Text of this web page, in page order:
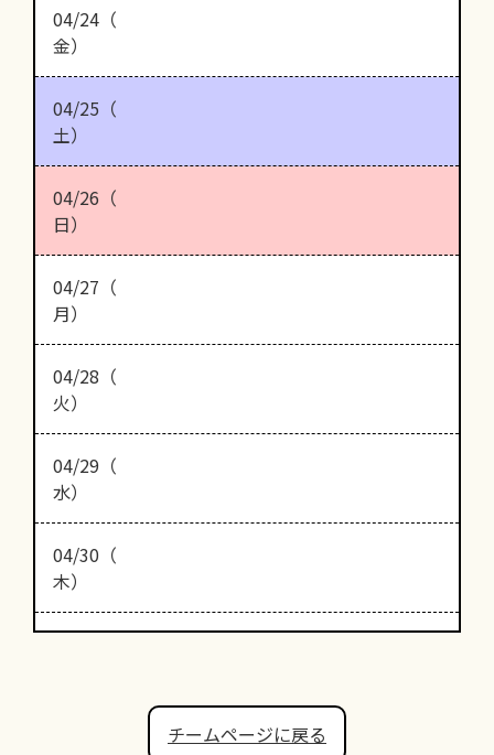
04/24（
金）
04/25（
土）
04/26（
日）
04/27（
月）
04/28（
火）
04/29（
水）
04/30（
木）
チームページに戻る